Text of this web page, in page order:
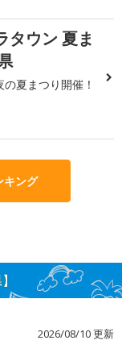
タウン 夏ま
夏まつり開催！
キング
2026/08/10 更新